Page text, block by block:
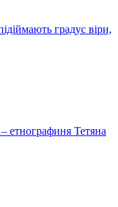
градус віри,
етнографиня Тетяна